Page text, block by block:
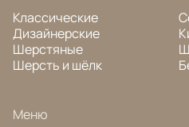
Классические
Дизайнерские
Шерстяные
Шерсть и шёлк
Меню